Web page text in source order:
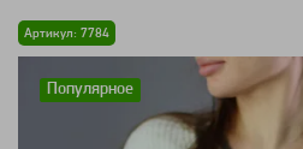
Артикул: 7784
Популярное